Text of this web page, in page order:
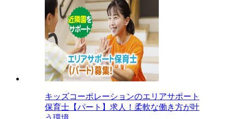
キッズコーポレーションのエリアサポート
保育士【パート】求人！柔軟な働き方が叶